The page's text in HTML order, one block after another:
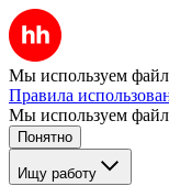
Мы используем
Правила
Мы используем
Понятно
Ищу работу